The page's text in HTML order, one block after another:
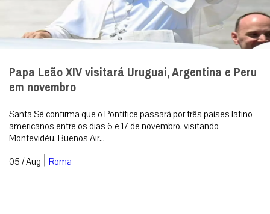
Papa Leão XIV visitará Uruguai, Argentina e Peru
em novembro
Santa Sé confirma que o Pontífice passará por três países latino-
americanos entre os dias 6 e 17 de novembro, visitando
Montevidéu, Buenos Air...
05 / Aug | Roma